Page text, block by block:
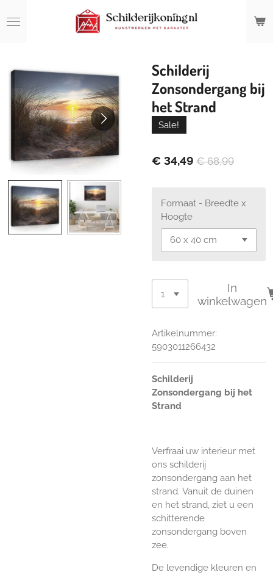
direct
Schilderij
Zonsondergang bij
het Strand
Sale!
€ 34,49 € 68,99
Formaat - Breedte x
Hoogte
In
winkelwagen
Artikelnummer:
5903011266432
Schilderij
Zonsondergang bij het
Strand
Verfraai uw interieur met
ons schilderij
zonsondergang aan het
strand. Vanuit de duinen
en het strand, ziet u een
schitterende
zonsondergang boven
zee.
De levendige kleuren en